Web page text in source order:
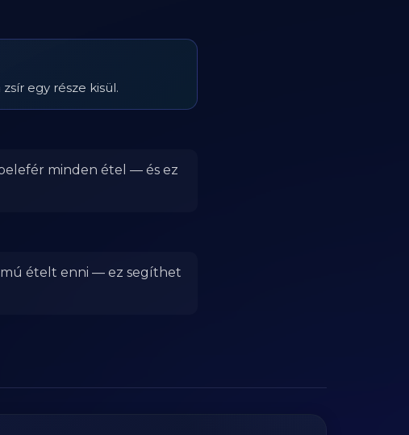
egy része kisül.
minden étel — és ez
ételt enni — ez segíthet